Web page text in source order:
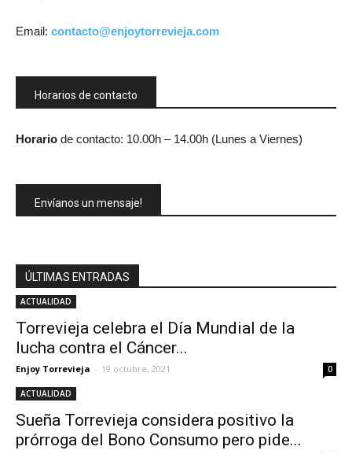
Email: contacto@enjoytorrevieja.com
Horarios de contacto
Horario de contacto: 10.00h – 14.00h (Lunes a Viernes)
Envíanos un mensaje!
ÚLTIMAS ENTRADAS
ACTUALIDAD
Torrevieja celebra el Día Mundial de la
lucha contra el Cáncer...
Enjoy Torrevieja - 19 octubre, 2021 0
ACTUALIDAD
Sueña Torrevieja considera positivo la
prórroga del Bono Consumo pero pide...